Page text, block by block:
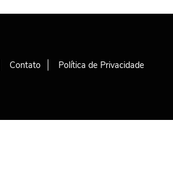
Contato Política de Privacidade